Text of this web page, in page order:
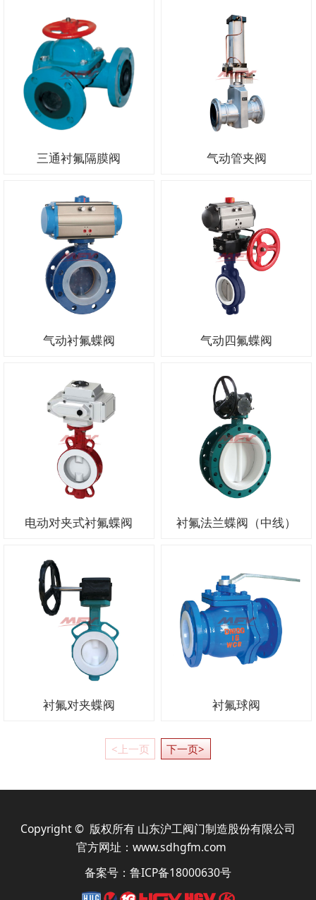
三通衬氟隔膜阀 气动管夹阀
气动衬氟蝶阀 气动四氟蝶阀
电动对夹式衬氟蝶阀 衬氟法兰蝶阀（中线）
衬氟对夹蝶阀 衬氟球阀
<上一页 下一页>
Copyright © 版权所有 山东沪工阀门制造股份有限公司
官方网址： www.sdhgfm.com
备案号： 鲁ICP备18000630号